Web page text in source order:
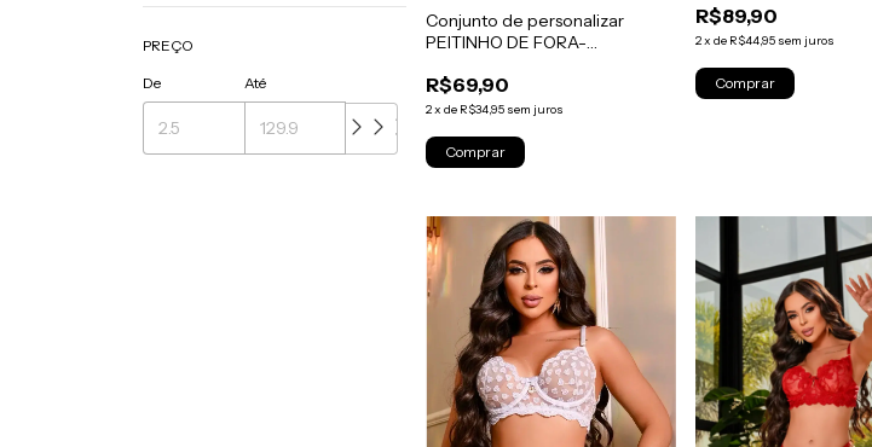
PREÇO
De Até
Conjunto de personalizar
PEITINHO DE FORA-
R$69,90
2xde R$34,95 sem juros
Comprar
R$89,90
2x de R$44,95 sem juros
Comprar